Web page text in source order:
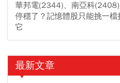
華邦電(2344)、南亞科
停穩了？記憶體股只能挑一
它
最新文章